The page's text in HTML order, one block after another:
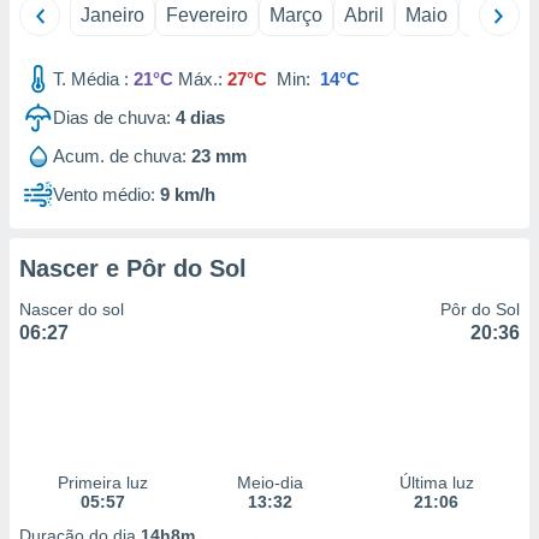
utilizar
criar
da
dos
melhorar
dados
Janeiro Fevereiro Março Abril Maio Junho
T. Média : 21°C Máx.: 27°C Min: 14°C
Dias de chuva: 4dias
Acum. de chuva: 23 mm
Vento médio: 9 km/h
Nascer e Pôr do Sol
Nascer do sol
06:27
Pôr do Sol
20:36
Primeira luz
05:57
Meio-dia
13:32
Última luz
21:06